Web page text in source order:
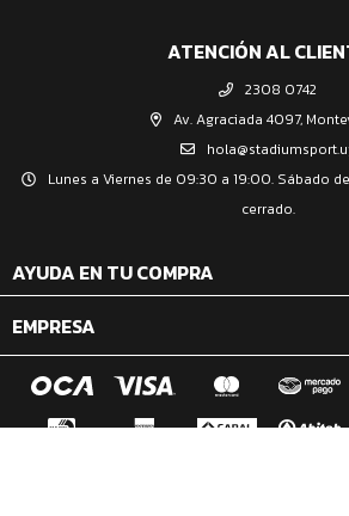
ATENCIÓN AL
2308 0742
Av. Agraciada 4097,
Lunes a Viernes de 09:30 a 19:00. Sábado
cerrado.
AYUDA EN TU COMPRA
EMPRESA